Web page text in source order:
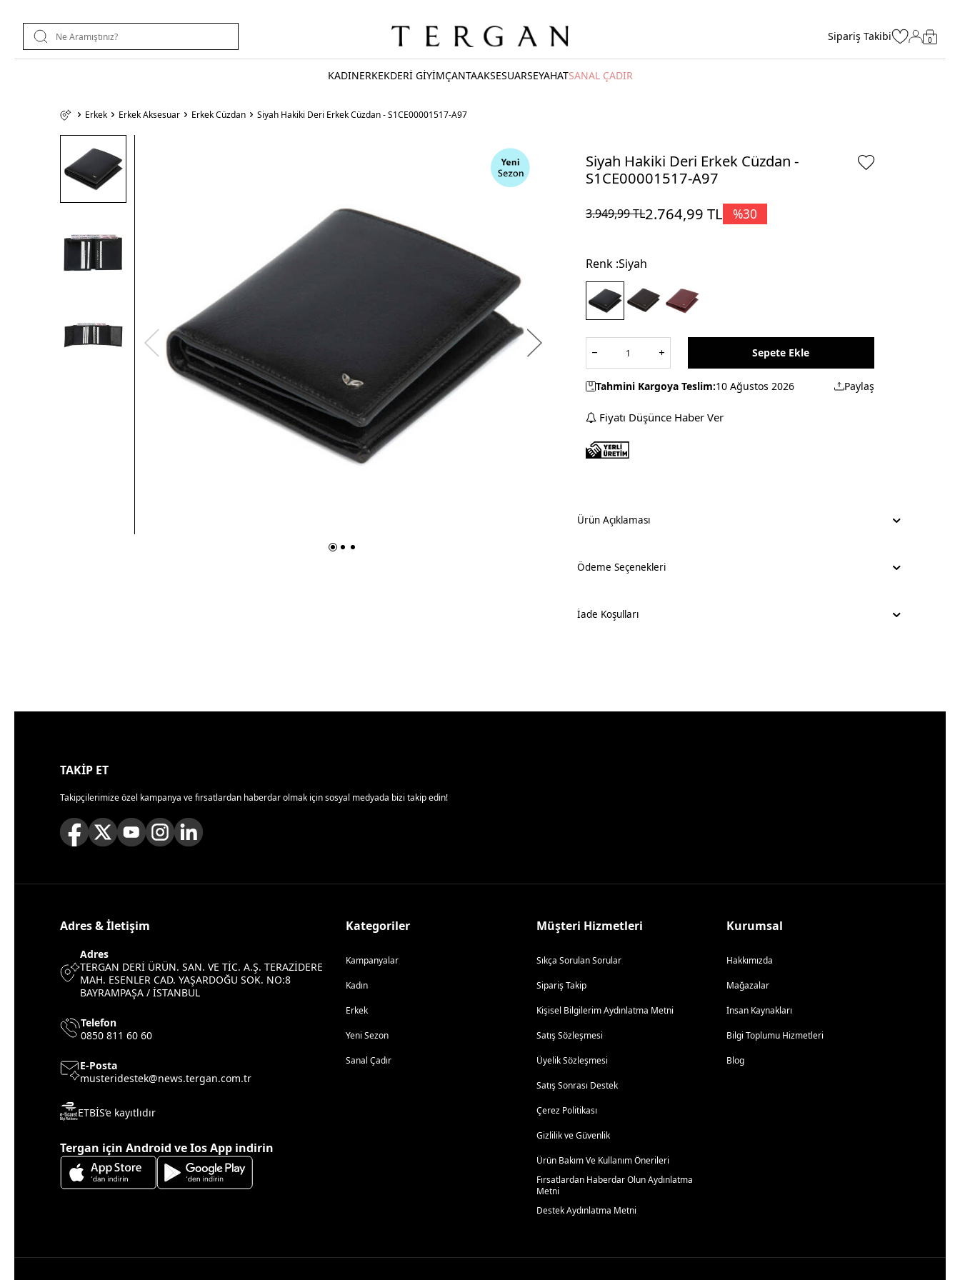
Sipariş Takibi 0
KADINERKEKDERİ GİYİMÇANTAAKSESUARSEYAHATSANAL ÇADIR
Erkek Erkek Aksesuar Erkek Cüzdan Siyah Hakiki Deri Erkek Cüzdan - S1CE00001517-A97
Siyah Hakiki Deri Erkek Cüzdan -
S1CE00001517-A97
3.949,99TL2.764,99 TL %30
Renk :Siyah
Sepete Ekle
Tahmini Kargoya Teslim:10 Ağustos 2026 Paylaş
Fiyatı Düşünce Haber Ver
Ürün Açıklaması
Ödeme Seçenekleri
İade Koşulları
TAKİP ET
Takipçilerimize özel kampanya ve fırsatlardan haberdar olmak için sosyal medyada bizi takip edin!
Adres & İletişim
Adres
TERGAN DERİ ÜRÜN. SAN. VE TİC. A.Ş. TERAZİDERE
MAH. ESENLER CAD. YAŞARDOĞU SOK. NO:8
BAYRAMPAŞA / İSTANBUL
Telefon
0850 811 60 60
E-Posta
musteridestek@news.tergan.com.tr
ETBİS’e kayıtlıdır
Tergan için Android ve Ios App indirin
Kategoriler
Kampanyalar
Kadın
Erkek
Yeni Sezon
Sanal Çadır
Müşteri Hizmetleri
Sıkça Sorulan Sorular
Sipariş Takip
Kişisel Bilgilerim Aydınlatma Metni
Satış Sözleşmesi
Üyelik Sözleşmesi
Satış Sonrası Destek
Çerez Politikası
Gizlilik ve Güvenlik
Ürün Bakım Ve Kullanım Önerileri
Fırsatlardan Haberdar Olun Aydınlatma
Metni
Destek Aydınlatma Metni
Kurumsal
Hakkımızda
Mağazalar
İnsan Kaynakları
Bilgi Toplumu Hizmetleri
Blog